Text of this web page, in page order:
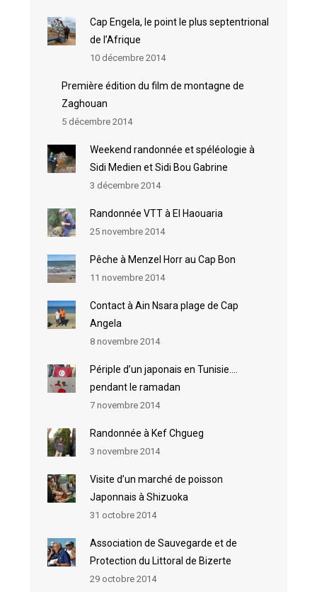
Cap Engela, le point le plus septentrional
de l’Afrique
10 décembre 2014
Première édition du film de montagne de
Zaghouan
5 décembre 2014
Weekend randonnée et spéléologie à
Sidi Medien et Sidi Bou Gabrine
3 décembre 2014
Randonnée VTT à El Haouaria
25 novembre 2014
Pêche à Menzel Horr au Cap Bon
11 novembre 2014
Contact à Ain Nsara plage de Cap
Angela
8 novembre 2014
Périple d’un japonais en Tunisie….
pendant le ramadan
7 novembre 2014
Randonnée à Kef Chgueg
3 novembre 2014
Visite d’un marché de poisson
Japonnais à Shizuoka
31 octobre 2014
Association de Sauvegarde et de
Protection du Littoral de Bizerte
29 octobre 2014